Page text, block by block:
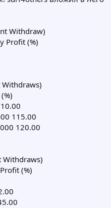
Withdraw)
Profit (%)
115.00
120.00
Withdraws)
(%)